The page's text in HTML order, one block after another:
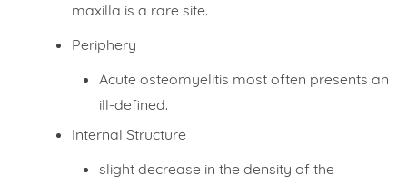
maxilla is a rare site.
Periphery
Acute osteomyelitis most often presents an
ill-defined.
Internal Structure
slight decrease in the density of the